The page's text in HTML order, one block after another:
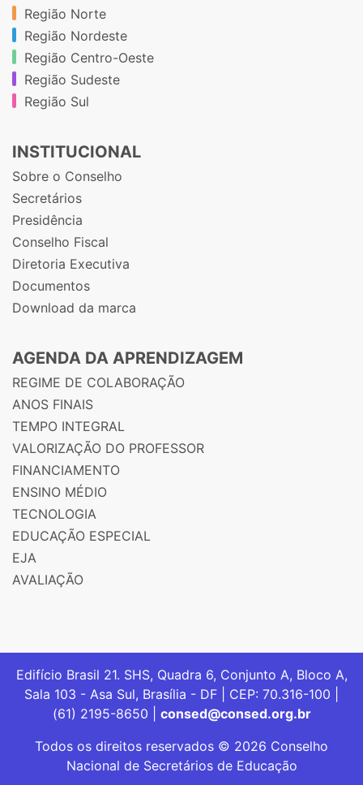
Região Norte
Região Nordeste
Região Centro-Oeste
Região Sudeste
Região Sul
INSTITUCIONAL
Sobre o Conselho
Secretários
Presidência
Conselho Fiscal
Diretoria Executiva
Documentos
Download da marca
AGENDA DA APRENDIZAGEM
REGIME DE COLABORAÇÃO
ANOS FINAIS
TEMPO INTEGRAL
VALORIZAÇÃO DO PROFESSOR
FINANCIAMENTO
ENSINO MÉDIO
TECNOLOGIA
EDUCAÇÃO ESPECIAL
EJA
AVALIAÇÃO
Edifício Brasil 21. SHS, Quadra 6, Conjunto A, Bloco A,
Sala 103 - Asa Sul, Brasília - DF | CEP: 70.316-100 |
(61) 2195-8650 | consed@consed.org.br
Todos os direitos reservados © 2026 Conselho
Nacional de Secretários de Educação